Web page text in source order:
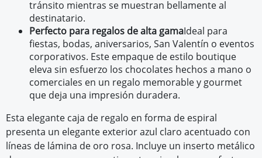
tránsito mientras se muestran bellamente al
destinatario.
Perfecto para regalos de alta gamaIdeal para
fiestas, bodas, aniversarios, San Valentín o eventos
corporativos. Este empaque de estilo boutique
eleva sin esfuerzo los chocolates hechos a mano o
comerciales en un regalo memorable y gourmet
que deja una impresión duradera.
Esta elegante caja de regalo en forma de espiral
presenta un elegante exterior azul claro acentuado con
líneas de lámina de oro rosa. Incluye un inserto metálico